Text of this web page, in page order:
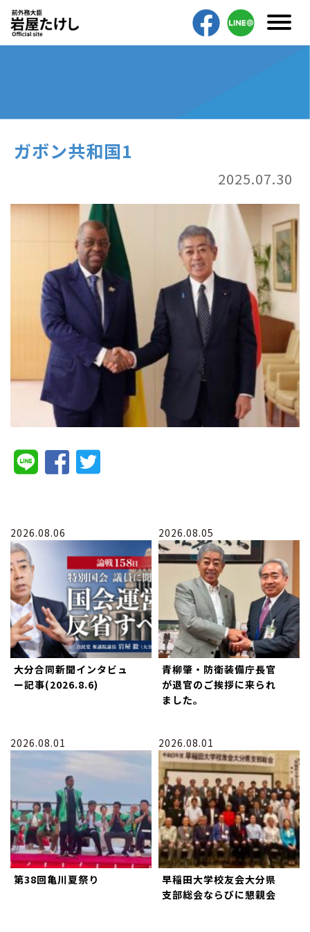
ガボン共和国1
2025.07.30
2026.08.06
大分合同新聞インタビュ
ー記事(2026.8.6)
2026.08.05
青柳肇・防衛装備庁長官
が退官のご挨拶に来られ
ました。
2026.08.01
第38回亀川夏祭り
2026.08.01
早稲田大学校友会大分県
支部総会ならびに懇親会